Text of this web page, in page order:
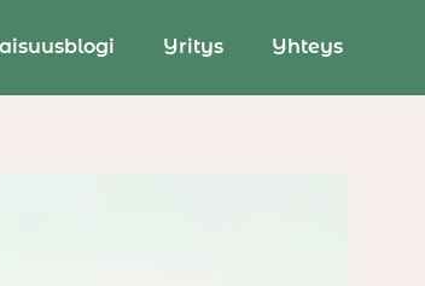
Yritys Yhteys